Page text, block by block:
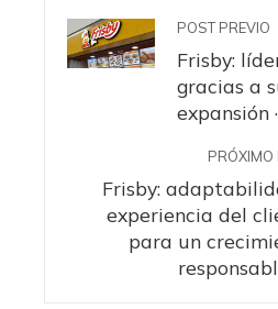
POST PREVIO
Frisby:
gracias a
expansión
PRÓXIMO
Frisby:
experiencia del
para un